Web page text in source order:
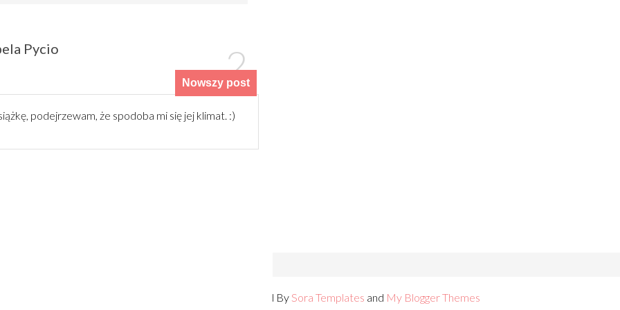
Pycio
podejrzewam, że spodoba mi się jej klimat. :)
Nowszy post
Created BySora Templates and My Blogger Themes